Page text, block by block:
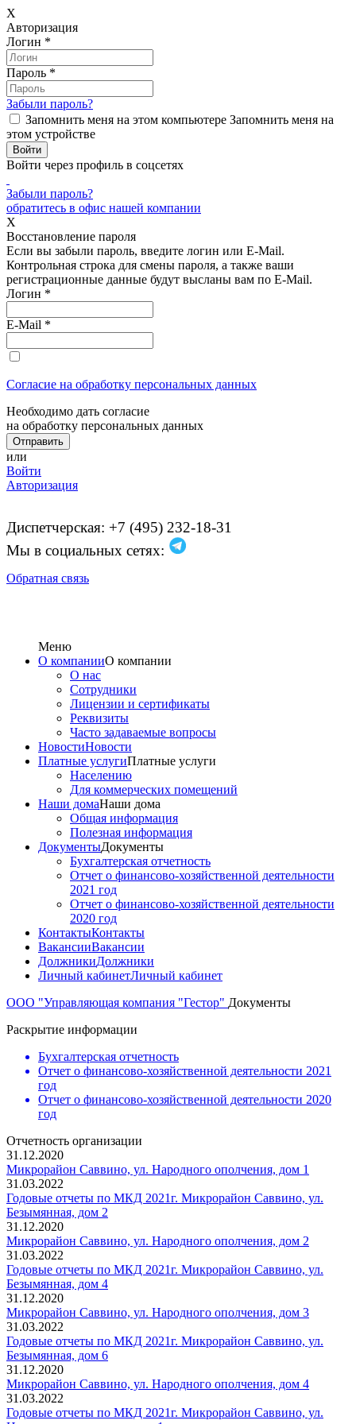
X
Авторизация
Логин *
Пароль *
Забыли пароль?
Запомнить меня на этом компьютере Запомнить меня на
этом устройстве
Войти через профиль в соцсетях
Забыли пароль?
обратитесь в офис нашей компании
X
Восстановление пароля
Если вы забыли пароль, введите логин или E-Mail.
Контрольная строка для смены пароля, а также ваши
регистрационные данные будут высланы вам по E-Mail.
Логин *
E-Mail *
Согласие на обработку персональных данных
Необходимо дать согласие
на обработку персональных данных
или
Войти
Авторизация
Диспетчерская: +7 (495) 232-18-31
Мы в социальных сетях:
Обратная связь
Меню
О компанииО компании
О нас
Сотрудники
Лицензии и сертификаты
Реквизиты
Часто задаваемые вопросы
НовостиНовости
Платные услугиПлатные услуги
Населению
Для коммерческих помещений
Наши домаНаши дома
Общая информация
Полезная информация
ДокументыДокументы
Бухгалтерская отчетность
Отчет о финансово-хозяйственной деятельности
2021 год
Отчет о финансово-хозяйственной деятельности
2020 год
КонтактыКонтакты
ВакансииВакансии
ДолжникиДолжники
Личный кабинетЛичный кабинет
ООО "Управляющая компания "Гестор" Документы
Раскрытие информации
Бухгалтерская отчетность
Отчет о финансово-хозяйственной деятельности 2021
год
Отчет о финансово-хозяйственной деятельности 2020
год
Отчетность организации
31.12.2020
Микрорайон Саввино, ул. Народного ополчения, дом 1
31.03.2022
Годовые отчеты по МКД 2021г. Микрорайон Саввино, ул.
Безымянная, дом 2
31.12.2020
Микрорайон Саввино, ул. Народного ополчения, дом 2
31.03.2022
Годовые отчеты по МКД 2021г. Микрорайон Саввино, ул.
Безымянная, дом 4
31.12.2020
Микрорайон Саввино, ул. Народного ополчения, дом 3
31.03.2022
Годовые отчеты по МКД 2021г. Микрорайон Саввино, ул.
Безымянная, дом 6
31.12.2020
Микрорайон Саввино, ул. Народного ополчения, дом 4
31.03.2022
Годовые отчеты по МКД 2021г. Микрорайон Саввино, ул.